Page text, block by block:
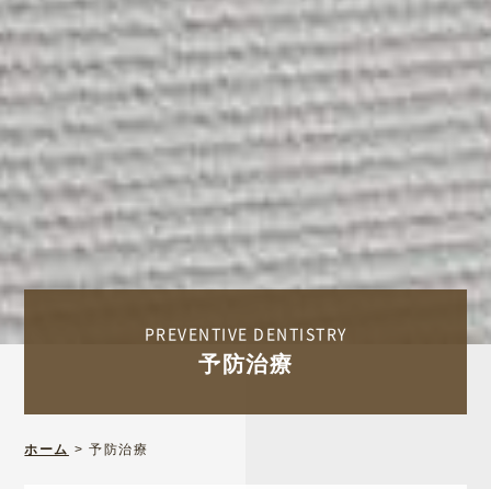
PREVENTIVE DENTISTRY
予防治療
ホーム > 予防治療